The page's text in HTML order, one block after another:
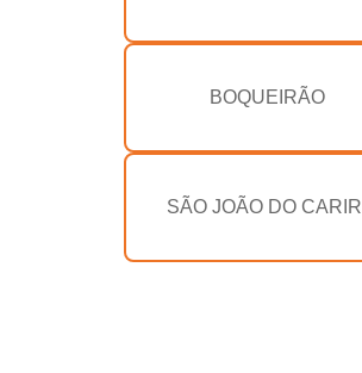
BOQUEIRÃO
SÃO JOÃO DO CARIRI